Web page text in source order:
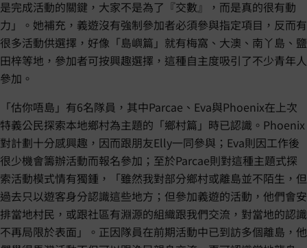
是完成活動的關鍵，大家不是為了『交數』，而是真的很有動
力」。她補充，義遊沒有強制參加者必須參與指定項目，反而有
很多活動供選擇，好像「島嶼篇」就有梅窩、大澳、南丫島、鹽
田梓等地，參加者可按興趣選擇，這種自主度吸引了不少青年人
參加。
「估你唔島」有6名隊員，其中Parcae、Eva與Phoenix在上次
特義公民探索本地鄉村為主題的「鄉村篇」時已認識。Phoenix
對計劃十分感興趣，因而跟朋友Elly一同參與；Eva則因工作後
很少機會籌辦活動而報名參加；至於Parcae則對這種主題式探
索活動模式情有獨鍾，「雖然我對部分鄉村或離島並不陌生，但
過去只以遊客身分認識這些地方；但參加義遊的活動，他們會安
排當地村民，或跟社區有淵源的組織跟我們交流，對當地的認識
不再局限於表面」。正因隊員在前期活動中已到訪多個離島，他